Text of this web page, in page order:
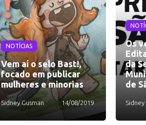
NOTÍCIAS
Vem aí o selo Bast!,
focado em publicar
mulheres e minorias
Sidney Gusman 14/08/2019
Os
da
de
Sidney